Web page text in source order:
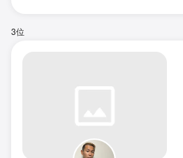
3位